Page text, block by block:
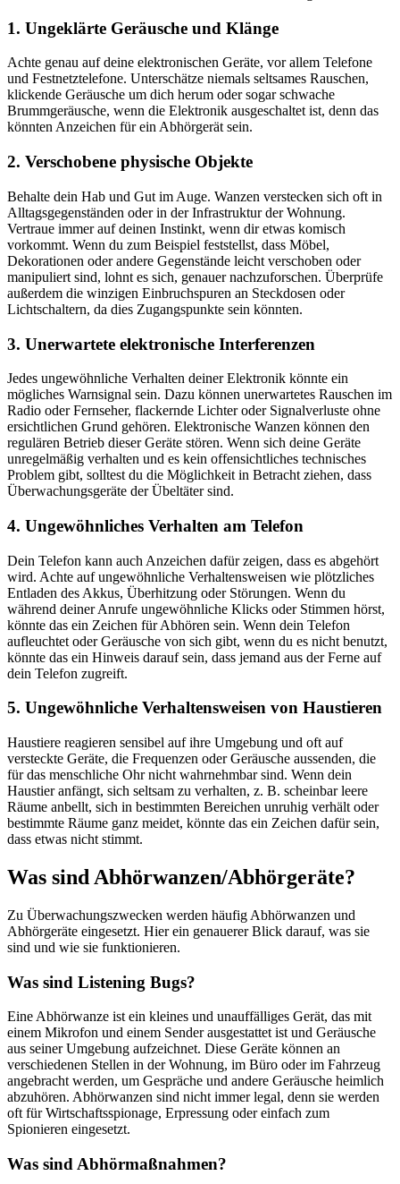
1. Ungeklärte Geräusche und Klänge
Achte genau auf deine elektronischen Geräte, vor allem Telefone
und Festnetztelefone. Unterschätze niemals seltsames Rauschen,
klickende Geräusche um dich herum oder sogar schwache
Brummgeräusche, wenn die Elektronik ausgeschaltet ist, denn das
könnten Anzeichen für ein Abhörgerät sein.
2. Verschobene physische Objekte
Behalte dein Hab und Gut im Auge. Wanzen verstecken sich oft in
Alltagsgegenständen oder in der Infrastruktur der Wohnung.
Vertraue immer auf deinen Instinkt, wenn dir etwas komisch
vorkommt. Wenn du zum Beispiel feststellst, dass Möbel,
Dekorationen oder andere Gegenstände leicht verschoben oder
manipuliert sind, lohnt es sich, genauer nachzuforschen. Überprüfe
außerdem die winzigen Einbruchspuren an Steckdosen oder
Lichtschaltern, da dies Zugangspunkte sein könnten.
3. Unerwartete elektronische Interferenzen
Jedes ungewöhnliche Verhalten deiner Elektronik könnte ein
mögliches Warnsignal sein. Dazu können unerwartetes Rauschen im
Radio oder Fernseher, flackernde Lichter oder Signalverluste ohne
ersichtlichen Grund gehören. Elektronische Wanzen können den
regulären Betrieb dieser Geräte stören. Wenn sich deine Geräte
unregelmäßig verhalten und es kein offensichtliches technisches
Problem gibt, solltest du die Möglichkeit in Betracht ziehen, dass
Überwachungsgeräte der Übeltäter sind.
4. Ungewöhnliches Verhalten am Telefon
Dein Telefon kann auch Anzeichen dafür zeigen, dass es abgehört
wird. Achte auf ungewöhnliche Verhaltensweisen wie plötzliches
Entladen des Akkus, Überhitzung oder Störungen. Wenn du
während deiner Anrufe ungewöhnliche Klicks oder Stimmen hörst,
könnte das ein Zeichen für Abhören sein. Wenn dein Telefon
aufleuchtet oder Geräusche von sich gibt, wenn du es nicht benutzt,
könnte das ein Hinweis darauf sein, dass jemand aus der Ferne auf
dein Telefon zugreift.
5. Ungewöhnliche Verhaltensweisen von Haustieren
Haustiere reagieren sensibel auf ihre Umgebung und oft auf
versteckte Geräte, die Frequenzen oder Geräusche aussenden, die
für das menschliche Ohr nicht wahrnehmbar sind. Wenn dein
Haustier anfängt, sich seltsam zu verhalten, z. B. scheinbar leere
Räume anbellt, sich in bestimmten Bereichen unruhig verhält oder
bestimmte Räume ganz meidet, könnte das ein Zeichen dafür sein,
dass etwas nicht stimmt.
Was sind Abhörwanzen/Abhörgeräte?
Zu Überwachungszwecken werden häufig Abhörwanzen und
Abhörgeräte eingesetzt. Hier ein genauerer Blick darauf, was sie
sind und wie sie funktionieren.
Was sind Listening Bugs?
Eine Abhörwanze ist ein kleines und unauffälliges Gerät, das mit
einem Mikrofon und einem Sender ausgestattet ist und Geräusche
aus seiner Umgebung aufzeichnet. Diese Geräte können an
verschiedenen Stellen in der Wohnung, im Büro oder im Fahrzeug
angebracht werden, um Gespräche und andere Geräusche heimlich
abzuhören. Abhörwanzen sind nicht immer legal, denn sie werden
oft für Wirtschaftsspionage, Erpressung oder einfach zum
Spionieren eingesetzt.
Was sind Abhörmaßnahmen?